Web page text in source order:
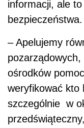
informacji, ale
bezpieczeństwa.
– Apelujemy
ośrodków
weryfikować kto
szczególnie w